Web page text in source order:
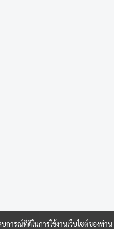
ารณ์ที่ดีในการใช้งานเว็บไซต์ของท่า